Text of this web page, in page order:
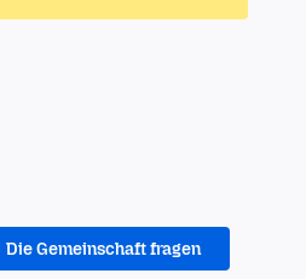
Die Gemeinschaft fragen